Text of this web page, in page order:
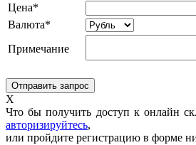
Цена*
Валюта*
Примечание
X
Что бы получить доступ к онлайн
авторизируйтесь,
или пройдите регистрацию в форме